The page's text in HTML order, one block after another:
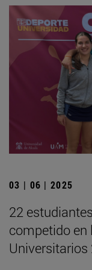
03 | 06 | 2025
22
competido en
Universitarios